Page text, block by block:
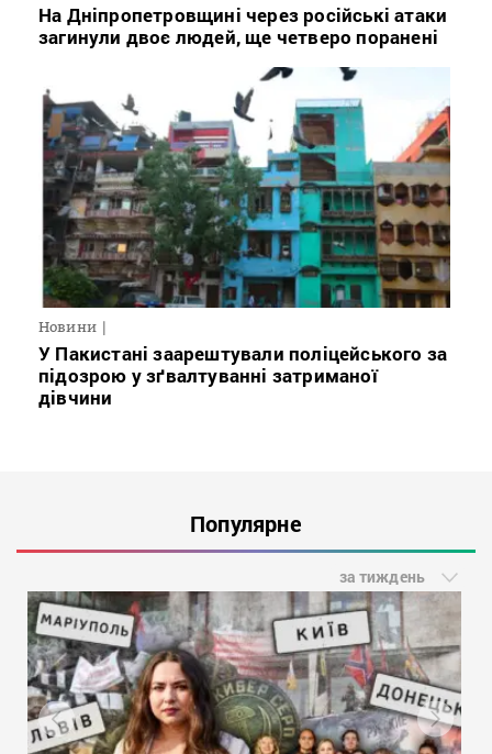
На Дніпропетровщині через російські атаки
загинули двоє людей, ще четверо поранені
Новини
У Пакистані заарештували поліцейського за
підозрою у зґвалтуванні затриманої
дівчини
Популярне
за тиждень